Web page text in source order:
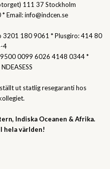
111 37 Stockholm
Email: info@indcen.se
180 9061 * Plusgiro: 414 80
4
9500 0099 6026 4148 0344 *
ut statlig resegaranti hos
Indiska Oceanen & Afrika.
hela världen!